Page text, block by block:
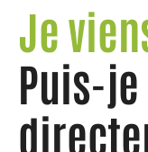
Je
Puis-